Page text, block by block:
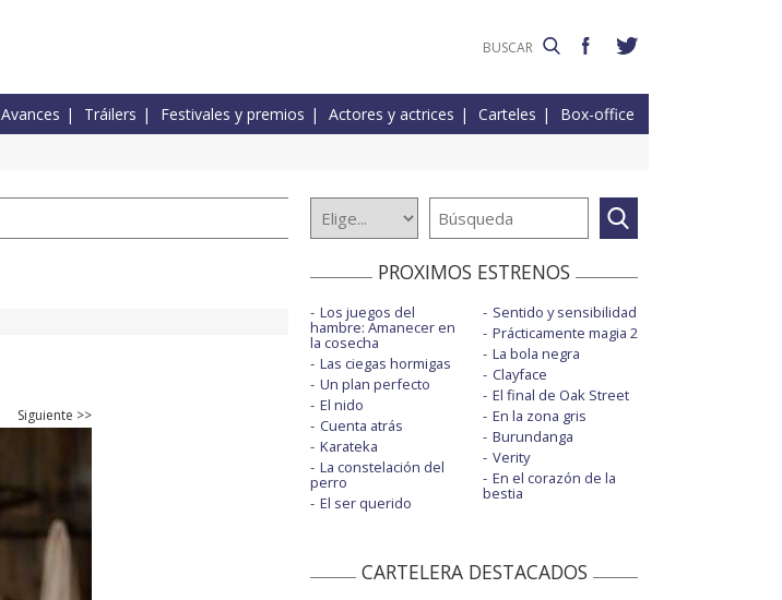
Avances Tráilers Festivales y premios Actores y actrices Carteles Box-office
Siguiente >>
PROXIMOS ESTRENOS
Los juegos del
hambre: Amanecer en
la cosecha
Las ciegas hormigas
Un plan perfecto
El nido
Cuenta atrás
Karateka
La constelación del
perro
El ser querido
Sentido y sensibilidad
Prácticamente magia 2
La bola negra
Clayface
El final de Oak Street
En la zona gris
Burundanga
Verity
En el corazón de la
bestia
CARTELERA DESTACADOS